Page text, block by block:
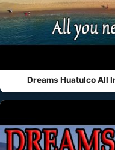
Dreams Huatulco All